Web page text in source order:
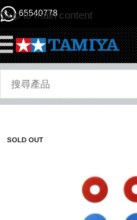
Skip to main content
65540778
SOLD OUT